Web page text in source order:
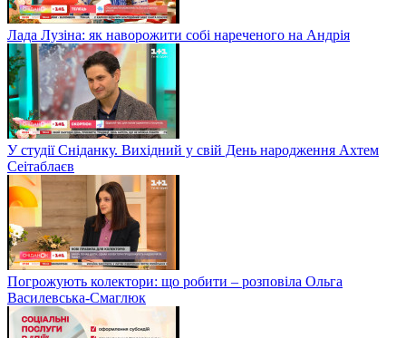
Лада Лузіна: як наворожити собі нареченого на Андрія
У студії Сніданку. Вихідний у свій День народження Ахтем
Сеітаблаєв
Погрожують колектори: що робити – розповіла Ольга
Василевська-Смаглюк